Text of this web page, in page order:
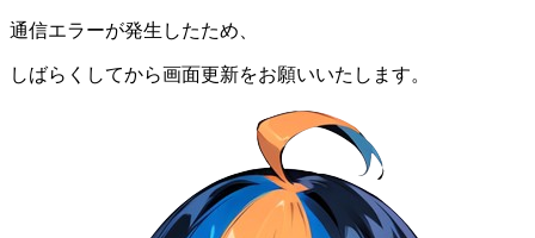
通信エラーが発生したため、
しばらくしてから画面更新をお願いいたします。